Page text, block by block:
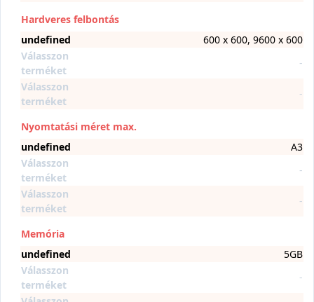
Hardveres felbontás
undefined
600 x 600, 9600 x 600
Válasszon
terméket
-
Válasszon
terméket
-
Nyomtatási méret max.
undefined
A3
Válasszon
terméket
-
Válasszon
terméket
-
Memória
undefined
5GB
Válasszon
terméket
-